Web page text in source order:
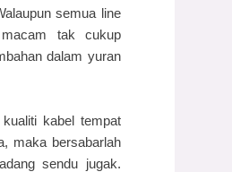
semua line
tak cukup
dalam yuran
kabel tempat
maka bersabarlah
sendu jugak.